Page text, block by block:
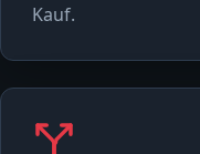
Kauf.